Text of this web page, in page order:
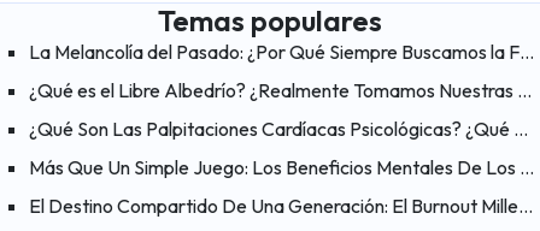
Temas populares
La Melancolía del Pasado: ¿Por Qué Siempre Buscamos la Felicidad en los «Viejos Tiempos»?
¿Qué es el Libre Albedrío? ¿Realmente Tomamos Nuestras Propias Decisiones?
¿Qué Son Las Palpitaciones Cardíacas Psicológicas? ¿Qué Ayuda A Aliviar Las Palpitaciones?
Más Que Un Simple Juego: Los Beneficios Mentales De Los Videojuegos
El Destino Compartido De Una Generación: El Burnout Millennial